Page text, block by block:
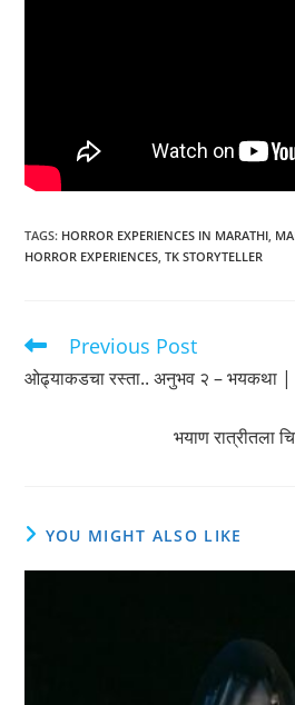
TAGS: HORROR EXPERIENCES IN MARATHI
HORROR EXPERIENCES TK STORYTELLER
Read
more
articles
Previous Post
ओढ्याकडचा रस्ता.. अनुभव २ – भयकथा
भयाण रात्रीतला
YOU MIGHT ALSO LIKE